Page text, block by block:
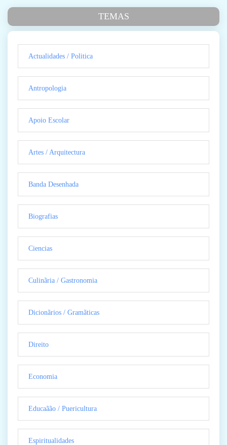
TEMAS
Actualidades / Politica
Antropologia
Apoio Escolar
Artes / Arquitectura
Banda Desenhada
Biografias
Ciencias
Culinãria / Gastronomia
Dicionãrios / Gramãticas
Direito
Economia
Educaãão / Puericultura
Espiritualidades